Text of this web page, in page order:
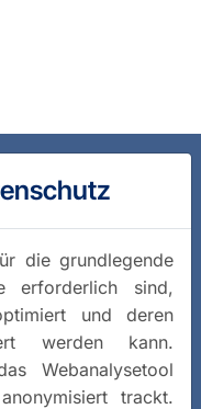
die grundlegende
erforderlich sind,
und deren
werden kann.
Webanalysetool
trackt.